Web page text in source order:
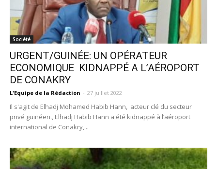
Société
URGENT/GUINÉE: UN OPÉRATEUR
ECONOMIQUE KIDNAPPÉ A L’AÉROPORT
DE CONAKRY
L'Equipe de la Rédaction - 27 juillet 2022
Il s'agit de Elhadj Mohamed Habib Hann, acteur clé du secteur
privé guinéen., Elhadj Habib Hann a été kidnappé à l’aéroport
international de Conakry,...